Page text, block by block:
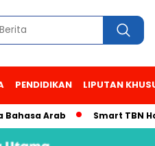
PENDIDIKAN LIPUTAN
Arab Smart TBN Hadir